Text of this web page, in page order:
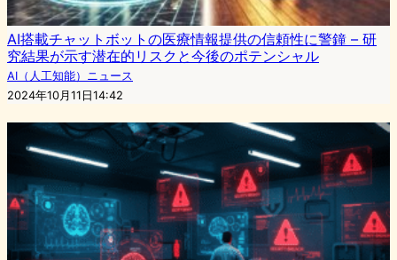
AI搭載チャットボットの医療情報提供の信頼性に警鐘 – 研
究結果が示す潜在的リスクと今後のポテンシャル
AI（人工知能）ニュース
2024年10月11日14:42